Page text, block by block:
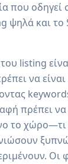
που οδηγεί
ψηλά και
listing
να
πρέπει να
το
Οι